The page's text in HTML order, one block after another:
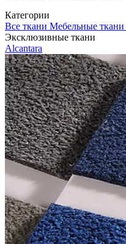
Категории
Все ткани Мебельные ткани
Эксклюзивные ткани
Alcantara